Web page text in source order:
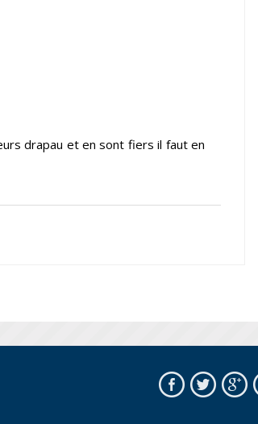
drapau et en sont fiers il faut en